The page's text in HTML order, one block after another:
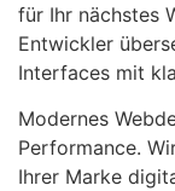
für Ihr nächstes
Entwickler
Interfaces mit
Modernes
Performance.
Ihrer Marke